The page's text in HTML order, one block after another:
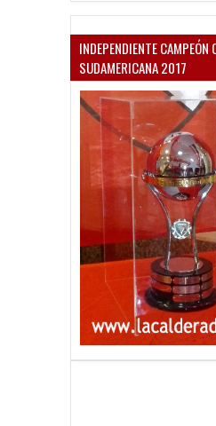
INDEPENDIENTE CAMPEÓN
SUDAMERICANA 2017